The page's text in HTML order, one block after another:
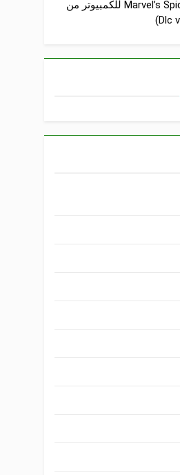
تحميل لعبة Marvel’s Spider Man 2 للكمبيوتر من